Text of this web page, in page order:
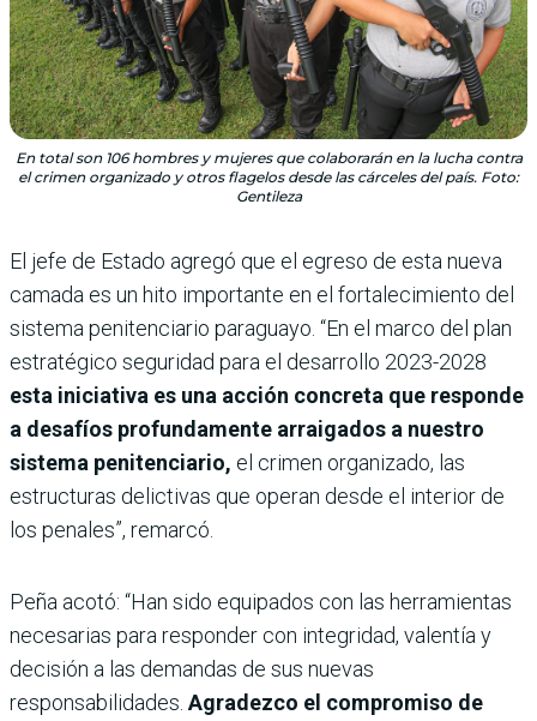
En total son 106 hombres y mujeres que colaborarán en la lucha contra
el crimen organizado y otros flagelos desde las cárceles del país. Foto:
Gentileza
El jefe de Estado agregó que el egreso de esta nueva
camada es un hito importante en el fortalecimiento del
sistema penitenciario paraguayo. “En el marco del plan
estratégico seguridad para el desarrollo 2023-2028
esta iniciativa es una acción concreta que responde
a desafíos profundamente arraigados a nuestro
sistema penitenciario, el crimen organizado, las
estructuras delictivas que operan desde el interior de
los penales”, remarcó.
Peña acotó: “Han sido equipados con las herramientas
necesarias para responder con integridad, valentía y
decisión a las demandas de sus nuevas
responsabilidades. Agradezco el compromiso de